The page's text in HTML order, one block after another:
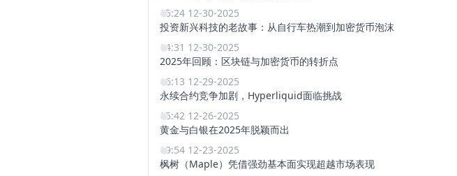
15:24 12-30-2025
投资新兴科技的老故事：从自行车热潮到加密货币泡沫
14:31 12-30-2025
2025年回顾：区块链与加密货币的转折点
16:13 12-29-2025
永续合约竞争加剧，Hyperliquid面临挑战
15:42 12-26-2025
黄金与白银在2025年脱颖而出
19:54 12-23-2025
枫树（Maple）凭借强劲基本面实现超越市场表现